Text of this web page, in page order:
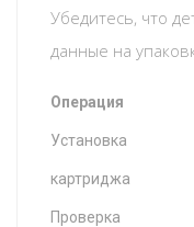
Убедитесь, что
данные на
Операция
Установка
картриджа
Проверка